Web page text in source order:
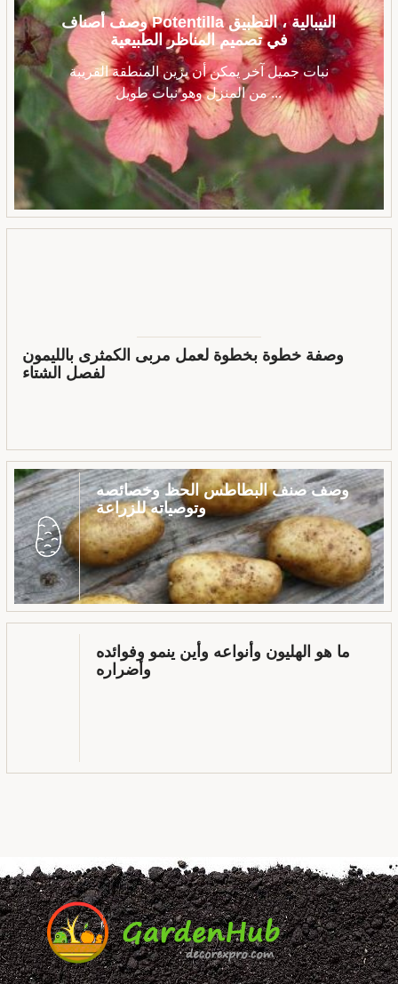
وصف أصناف Potentilla النيبالية ، التطبيق
في تصميم المناظر الطبيعية
نبات جميل آخر يمكن أن يزين المنطقة القريبة
من المنزل وهو نبات طويل ...
وصفة خطوة بخطوة لعمل مربى الكمثرى بالليمون
لفصل الشتاء
وصف صنف البطاطس الحظ وخصائصه
وتوصياته للزراعة
ما هو الهليون وأنواعه وأين ينمو وفوائده
وأضراره